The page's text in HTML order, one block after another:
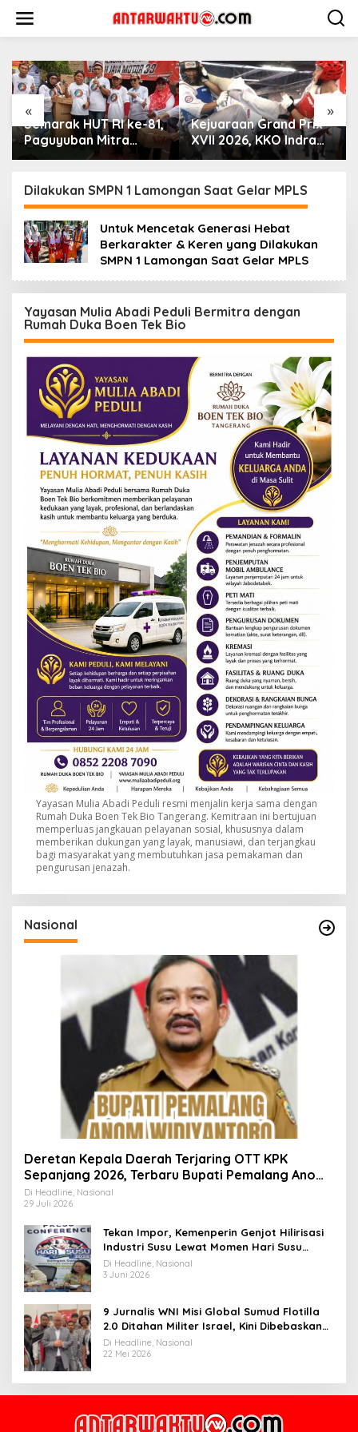
konten
« »
Semarak HUT RI ke-81,
Paguyuban Mitra
Lestari Gelar Beragam
Kejuaraan Grand Prix
XVII 2026, KKO Indra
Kembali Cetak
Dilakukan SMPN 1 Lamongan Saat Gelar MPLS
Untuk Mencetak Generasi Hebat
Berkarakter & Keren yang Dilakukan
SMPN 1 Lamongan Saat Gelar MPLS
Yayasan Mulia Abadi Peduli Bermitra dengan
Rumah Duka Boen Tek Bio
Yayasan Mulia Abadi Peduli resmi menjalin kerja sama dengan
Rumah Duka Boen Tek Bio Tangerang. Kemitraan ini bertujuan
memperluas jangkauan pelayanan sosial, khususnya dalam
memberikan dukungan yang layak, manusiawi, dan terjangkau
bagi masyarakat yang membutuhkan jasa pemakaman dan
pengurusan jenazah.
Nasional
Deretan Kepala Daerah Terjaring OTT KPK
Sepanjang 2026, Terbaru Bupati Pemalang Anom
Widiyantoro
Di Headline, Nasional
29 Juli 2026
Tekan Impor, Kemenperin Genjot Hilirisasi
Industri Susu Lewat Momen Hari Susu
Nusantara 2026
Di Headline, Nasional
3 Juni 2026
9 Jurnalis WNI Misi Global Sumud Flotilla
2.0 Ditahan Militer Israel, Kini Dibebaskan
dan Dievakuasi ke Istanbul
Di Headline, Nasional
22 Mei 2026